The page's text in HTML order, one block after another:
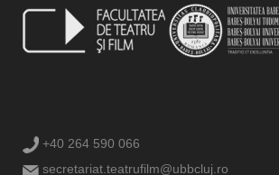
+40 264 590 066
secretariat.teatrufilm@ubbcluj.ro